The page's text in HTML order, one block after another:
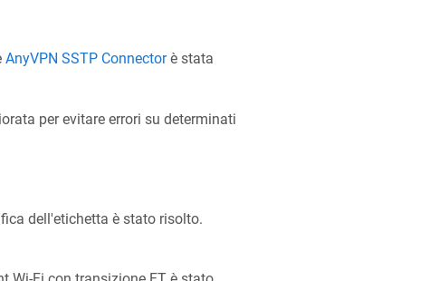
AnyVPN SSTP Connectorè stata
per evitare errori su determinati
dell'etichetta è stato risolto.